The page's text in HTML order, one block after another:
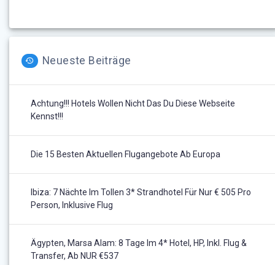
Neueste Beiträge
Achtung!!! Hotels Wollen Nicht Das Du Diese Webseite
Kennst!!!
Die 15 Besten Aktuellen Flugangebote Ab Europa
Ibiza: 7 Nächte Im Tollen 3* Strandhotel Für Nur € 505 Pro
Person, Inklusive Flug
Ägypten, Marsa Alam: 8 Tage Im 4* Hotel, HP, Inkl. Flug &
Transfer, Ab NUR €537